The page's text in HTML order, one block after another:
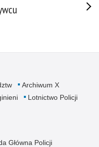
Archiwum X
Lotnictwo Policji
Główna Policji